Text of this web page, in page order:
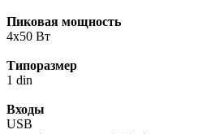
Пиковая мощность
4x50 Вт
Типоразмер
1 din
Входы
USB